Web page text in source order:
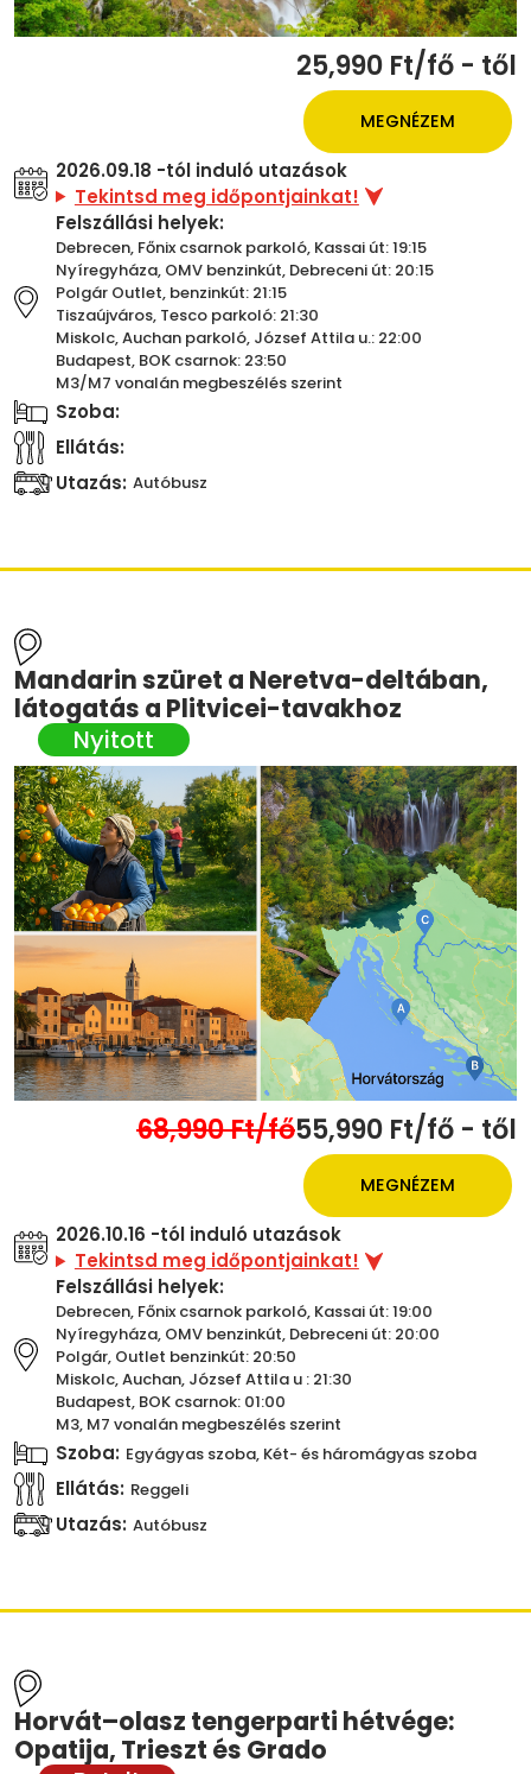
25,990 Ft/fő - től
MEGNÉZEM
2026.09.18 -tól induló utazások
Tekintsd meg időpontjainkat!
Felszállási helyek:
Debrecen, Főnix csarnok parkoló, Kassai út: 19:15
Nyíregyháza, OMV benzinkút, Debreceni út: 20:15
Polgár Outlet, benzinkút: 21:15
Tiszaújváros, Tesco parkoló: 21:30
Miskolc, Auchan parkoló, József Attila u.: 22:00
Budapest, BOK csarnok: 23:50
M3/M7 vonalán megbeszélés szerint
Szoba:
Ellátás:
Utazás: Autóbusz
Mandarin szüret a Neretva-deltában,
látogatás a Plitvicei-tavakhoz
68,990 Ft/fő55,990 Ft/fő - től
MEGNÉZEM
2026.10.16 -tól induló utazások
Tekintsd meg időpontjainkat!
Felszállási helyek:
Debrecen, Főnix csarnok parkoló, Kassai út: 19:00
Nyíregyháza, OMV benzinkút, Debreceni út: 20:00
Polgár, Outlet benzinkút: 20:50
Miskolc, Auchan, József Attila u : 21:30
Budapest, BOK csarnok: 01:00
M3, M7 vonalán megbeszélés szerint
Szoba: Egyágyas szoba, Két- és háromágyas szoba
Ellátás: Reggeli
Utazás: Autóbusz
Horvát–olasz tengerparti hétvége:
Opatija, Trieszt és Grado